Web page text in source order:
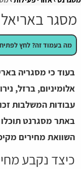
מסגר באריאל
מה בעמוד זה? לחץ
בעוד כי מסגריה
אלומיניום, ברזל,
עבודות המשלבות
באתר מסגרנט
השוואת מחירים
כיצד נקבע